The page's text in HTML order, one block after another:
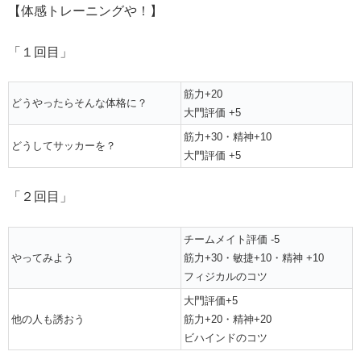
【体感トレーニングや！】
「１回目」
どうやったらそんな体格に？
筋力+20
大門評価 +5
どうしてサッカーを？
筋力+30・精神+10
大門評価 +5
「２回目」
やってみよう
チームメイト評価 -5
筋力+30・敏捷+10・精神 +10
フィジカルのコツ
他の人も誘おう
大門評価+5
筋力+20・精神+20
ビハインドのコツ